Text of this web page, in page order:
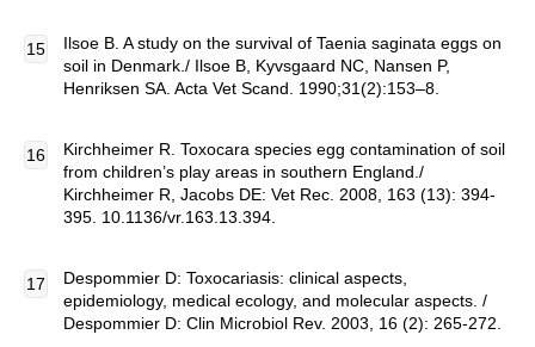
Ilsoe B. A study on the survival of Taenia saginata eggs on
soil in Denmark./ Ilsoe B, Kyvsgaard NC, Nansen P,
Henriksen SA. Acta Vet Scand. 1990;31(2):153–8.
Kirchheimer R. Toxocara species egg contamination of soil
from children’s play areas in southern England./
Kirchheimer R, Jacobs DE: Vet Rec. 2008, 163 (13): 394-
395. 10.1136/vr.163.13.394.
Despommier D: Toxocariasis: clinical aspects,
epidemiology, medical ecology, and molecular aspects. /
Despommier D: Clin Microbiol Rev. 2003, 16 (2): 265-272.